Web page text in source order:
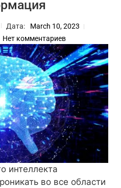
Дата:
March 10, 2023
Нет комментариев
интеллекта
во все области